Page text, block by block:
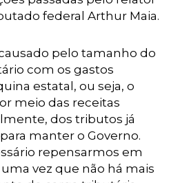
federal Arthur Maia.
pelo tamanho do
com os gastos
estatal, ou seja, o
meio das receitas
dos tributos já
manter o Governo.
repensarmos em
vez que não há mais